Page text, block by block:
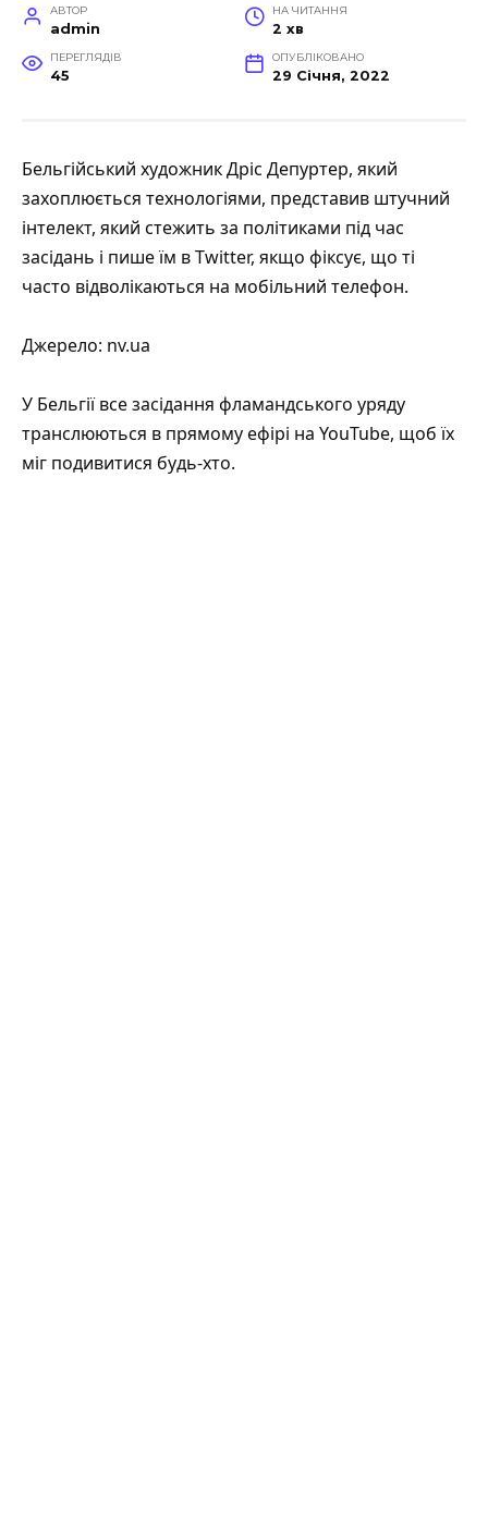
АВТОР
admin
НА ЧИТАННЯ
2 хв
ПЕРЕГЛЯДІВ
45
ОПУБЛІКОВАНО
29 Січня, 2022
Бельгійський художник Дріс Депуртер, який
захоплюється технологіями, представив штучний
інтелект, який стежить за політиками під час
засідань і пише їм в Twitter, якщо фіксує, що ті
часто відволікаються на мобільний телефон.
Джерело: nv.ua
У Бельгії все засідання фламандського уряду
транслюються в прямому ефірі на YouTube, щоб їх
міг подивитися будь-хто.